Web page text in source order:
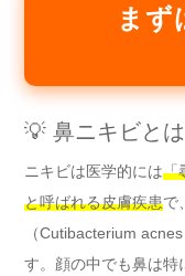
まず
💡 鼻ニキビと
ニキビは医学的には「
と呼ばれる皮膚疾患で
（Cutibacterium
す。顔の中でも鼻は特